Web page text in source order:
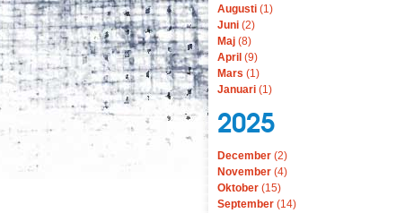
Augusti (1)
Juni (2)
Maj (8)
April (9)
Mars (1)
Januari (1)
2025
December (2)
November (4)
Oktober (15)
September (14)